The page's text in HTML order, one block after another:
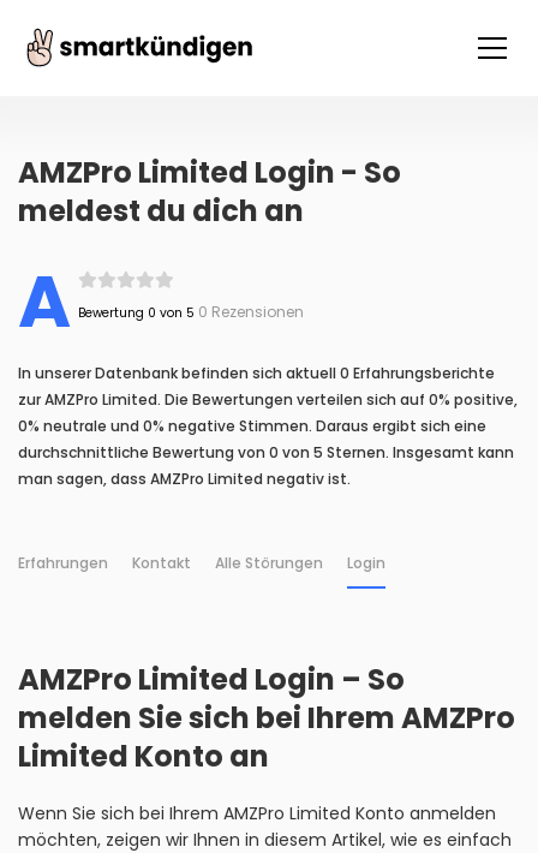
AMZPro Limited Login - So
meldest du dich an
A Bewertung 0 von 5 0 Rezensionen
In unserer Datenbank befinden sich aktuell 0 Erfahrungsberichte
zur AMZPro Limited. Die Bewertungen verteilen sich auf 0% positive,
0% neutrale und 0% negative Stimmen. Daraus ergibt sich eine
durchschnittliche Bewertung von 0 von 5 Sternen. Insgesamt kann
man sagen, dass AMZPro Limited negativ ist.
Erfahrungen Kontakt Alle Störungen Login
AMZPro Limited Login – So
melden Sie sich bei Ihrem AMZPro
Limited Konto an
Wenn Sie sich bei Ihrem AMZPro Limited Konto anmelden
möchten, zeigen wir Ihnen in diesem Artikel, wie es einfach